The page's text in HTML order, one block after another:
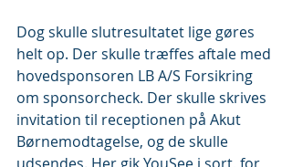
Dog skulle slutresultatet lige gøres
helt op. Der skulle træffes aftale med
hovedsponsoren LB A/S Forsikring
om sponsorcheck. Der skulle skrives
invitation til receptionen på Akut
Børnemodtagelse, og de skulle